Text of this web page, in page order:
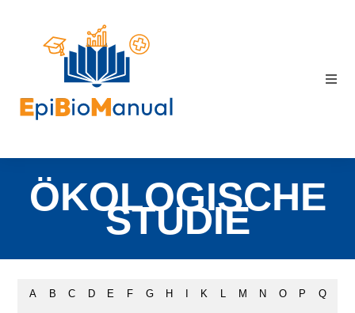
ÖKOLOGISCHE
STUDIE
A B C D E F G H K L M N O P Q